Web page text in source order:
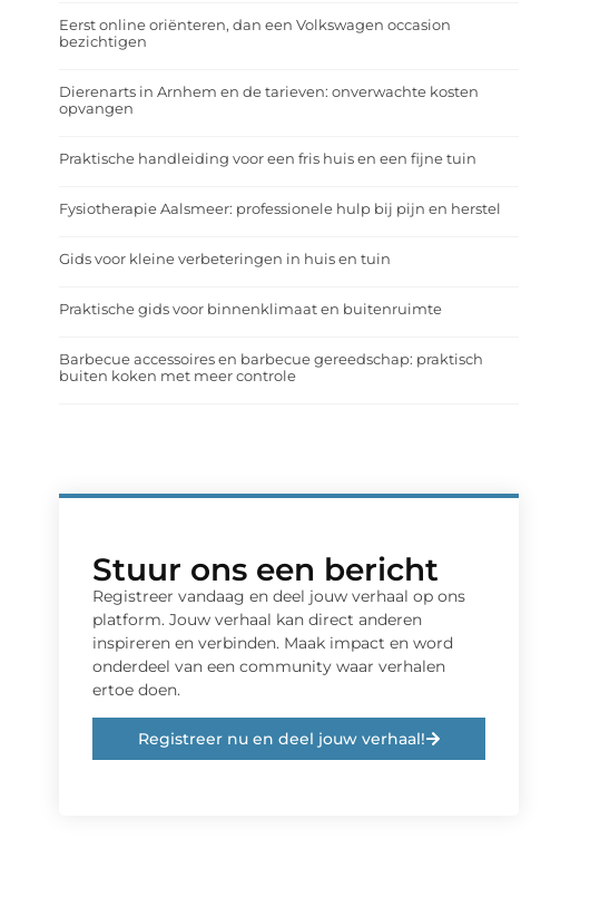
Eerst online oriënteren, dan een Volkswagen occasion
bezichtigen
Dierenarts in Arnhem en de tarieven: onverwachte kosten
opvangen
Praktische handleiding voor een fris huis en een fijne tuin
Fysiotherapie Aalsmeer: professionele hulp bij pijn en herstel
Gids voor kleine verbeteringen in huis en tuin
Praktische gids voor binnenklimaat en buitenruimte
Barbecue accessoires en barbecue gereedschap: praktisch
buiten koken met meer controle
Stuur ons een bericht
Registreer vandaag en deel jouw verhaal op ons
platform. Jouw verhaal kan direct anderen
inspireren en verbinden. Maak impact en word
onderdeel van een community waar verhalen
ertoe doen.
Registreer nu en deel jouw verhaal!